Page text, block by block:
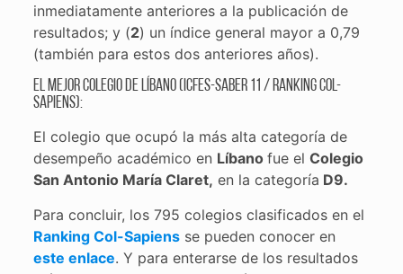
inmediatamente anteriores a la publicación de
resultados; y (2) un índice general mayor a 0,79
(también para estos dos anteriores años).
El mejor colegio de Líbano (ICFES-Saber 11 / Ranking Col-
Sapiens):
El colegio que ocupó la más alta categoría de
desempeño académico en Líbano fue el Colegio
San Antonio María Claret, en la categoría D9.
Para concluir, los 795 colegios clasificados en el
Ranking Col-Sapiensse pueden conocer en
este enlace. Y para enterarse de los resultados